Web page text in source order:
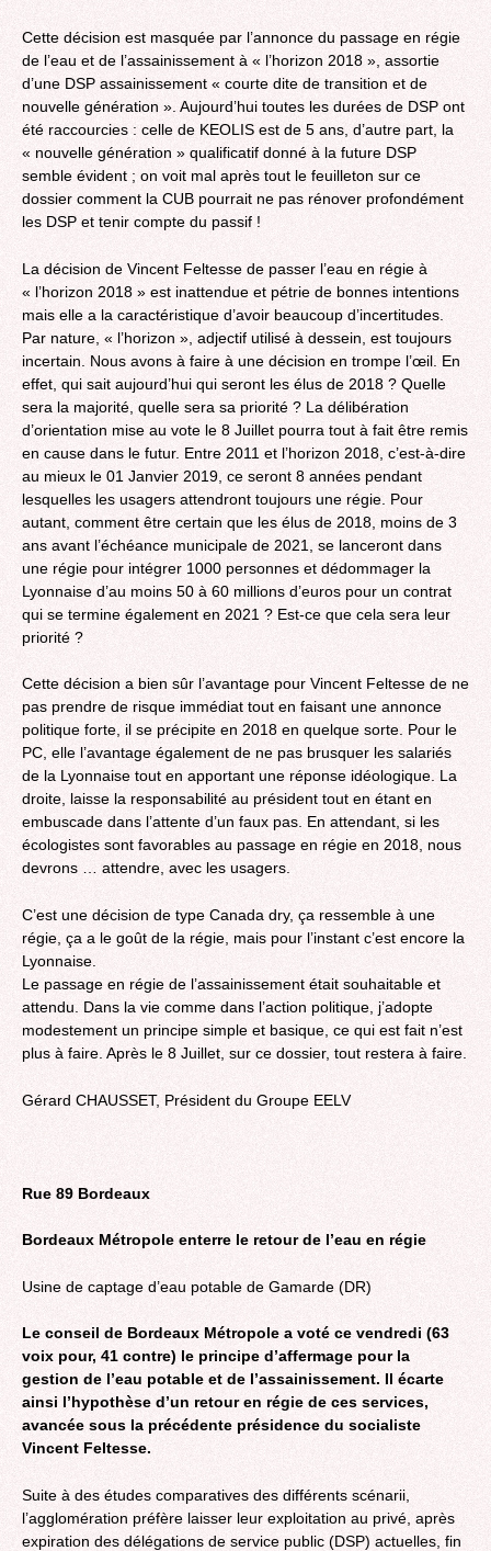
Cette décision est masquée par l’annonce du passage en régie
de l’eau et de l’assainissement à « l’horizon 2018 », assortie
d’une DSP assainissement « courte dite de transition et de
nouvelle génération ». Aujourd’hui toutes les durées de DSP ont
été raccourcies : celle de KEOLIS est de 5 ans, d’autre part, la
« nouvelle génération » qualificatif donné à la future DSP
semble évident ; on voit mal après tout le feuilleton sur ce
dossier comment la CUB pourrait ne pas rénover profondément
les DSP et tenir compte du passif !
La décision de Vincent Feltesse de passer l’eau en régie à
« l’horizon 2018 » est inattendue et pétrie de bonnes intentions
mais elle a la caractéristique d’avoir beaucoup d’incertitudes.
Par nature, « l’horizon », adjectif utilisé à dessein, est toujours
incertain. Nous avons à faire à une décision en trompe l’œil. En
effet, qui sait aujourd’hui qui seront les élus de 2018 ? Quelle
sera la majorité, quelle sera sa priorité ? La délibération
d’orientation mise au vote le 8 Juillet pourra tout à fait être remis
en cause dans le futur. Entre 2011 et l’horizon 2018, c’est-à-dire
au mieux le 01 Janvier 2019, ce seront 8 années pendant
lesquelles les usagers attendront toujours une régie. Pour
autant, comment être certain que les élus de 2018, moins de 3
ans avant l’échéance municipale de 2021, se lanceront dans
une régie pour intégrer 1000 personnes et dédommager la
Lyonnaise d’au moins 50 à 60 millions d’euros pour un contrat
qui se termine également en 2021 ? Est-ce que cela sera leur
priorité ?
Cette décision a bien sûr l’avantage pour Vincent Feltesse de ne
pas prendre de risque immédiat tout en faisant une annonce
politique forte, il se précipite en 2018 en quelque sorte. Pour le
PC, elle l’avantage également de ne pas brusquer les salariés
de la Lyonnaise tout en apportant une réponse idéologique. La
droite, laisse la responsabilité au président tout en étant en
embuscade dans l’attente d’un faux pas. En attendant, si les
écologistes sont favorables au passage en régie en 2018, nous
devrons … attendre, avec les usagers.
C’est une décision de type Canada dry, ça ressemble à une
régie, ça a le goût de la régie, mais pour l’instant c’est encore la
Lyonnaise.
Le passage en régie de l’assainissement était souhaitable et
attendu. Dans la vie comme dans l’action politique, j’adopte
modestement un principe simple et basique, ce qui est fait n’est
plus à faire. Après le 8 Juillet, sur ce dossier, tout restera à faire.
Gérard CHAUSSET, Président du Groupe EELV
Rue 89 Bordeaux
Bordeaux Métropole enterre le retour de l’eau en régie
Usine de captage d’eau potable de Gamarde (DR)
Le conseil de Bordeaux Métropole a voté ce vendredi (63
voix pour, 41 contre) le principe d’affermage pour la
gestion de l’eau potable et de l’assainissement. Il écarte
ainsi l’hypothèse d’un retour en régie de ces services,
avancée sous la précédente présidence du socialiste
Vincent Feltesse.
Suite à des études comparatives des différents scénarii,
l’agglomération préfère laisser leur exploitation au privé, après
expiration des délégations de service public (DSP) actuelles, fin